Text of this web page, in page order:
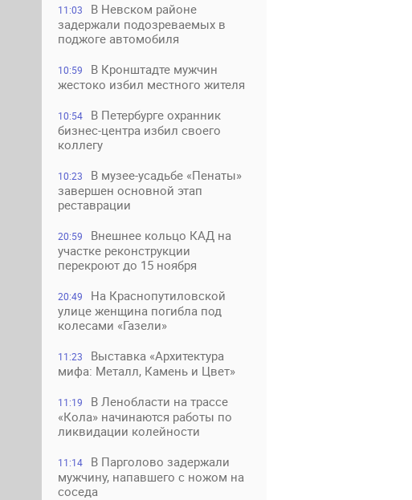
11:03
В Невском районе
задержали подозреваемых в
поджоге автомобиля
10:59
В Кронштадте мужчин
жестоко избил местного жителя
10:54
В Петербурге охранник
бизнес-центра избил своего
коллегу
10:23
В музее-усадьбе «Пенаты»
завершен основной этап
реставрации
20:59
Внешнее кольцо КАД на
участке реконструкции
перекроют до 15 ноября
20:49
На Краснопутиловской
улице женщина погибла под
колесами «Газели»
11:23
Выставка «Архитектура
мифа: Металл, Камень и Цвет»
11:19
В Ленобласти на трассе
«Кола» начинаются работы по
ликвидации колейности
11:14
В Парголово задержали
мужчину, напавшего с ножом на
соседа